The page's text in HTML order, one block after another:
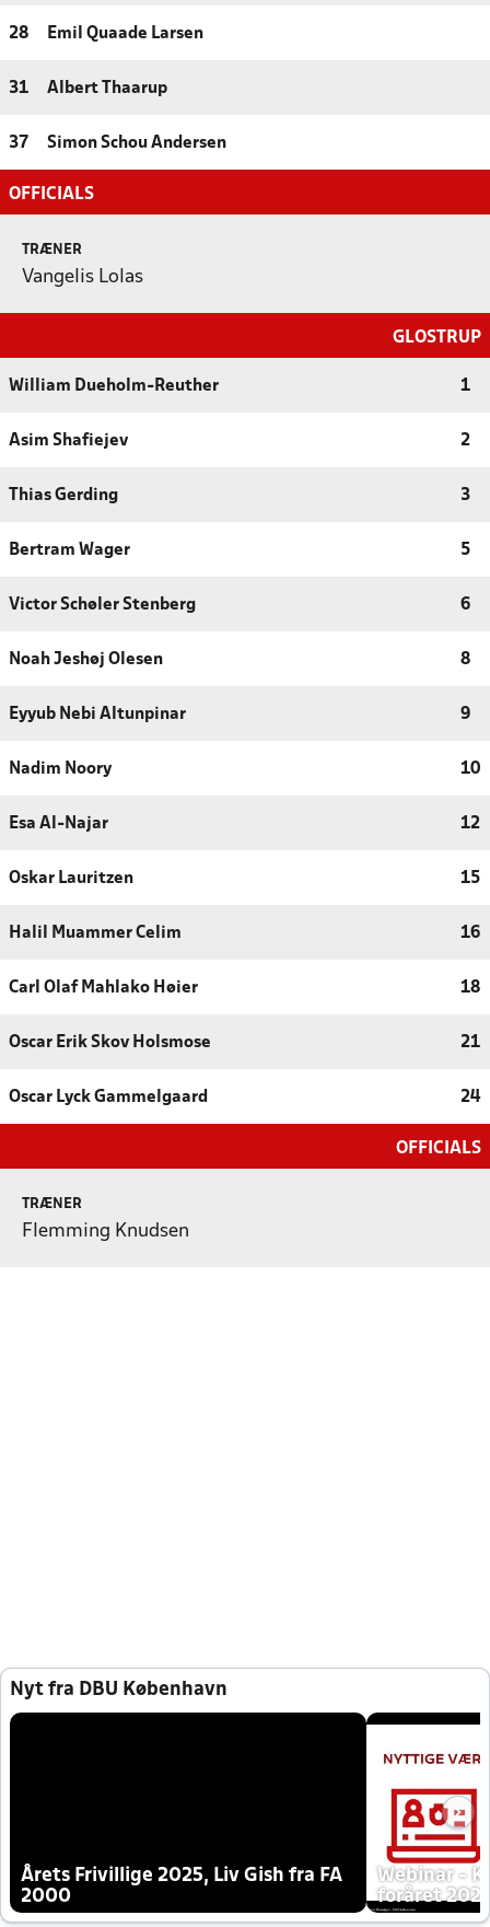
28 Emil Quaade Larsen
31 Albert Thaarup
37 Simon Schou Andersen
OFFICIALS
TRÆNER
Vangelis Lolas
GLOSTRUP
William Dueholm-Reuther 1
Asim Shafiejev 2
Thias Gerding 3
Bertram Wager 5
Victor Schøler Stenberg 6
Noah Jeshøj Olesen 8
Eyyub Nebi Altunpinar 9
Nadim Noory 10
Esa Al-Najar 12
Oskar Lauritzen 15
Halil Muammer Celim 16
Carl Olaf Mahlako Høier 18
Oscar Erik Skov Holsmose 21
Oscar Lyck Gammelgaard 24
OFFICIALS
TRÆNER
Flemming Knudsen
Nyt fra DBU København
Årets Frivillige 2025, Liv Gish fra FA
2000
Webinar -
foråret